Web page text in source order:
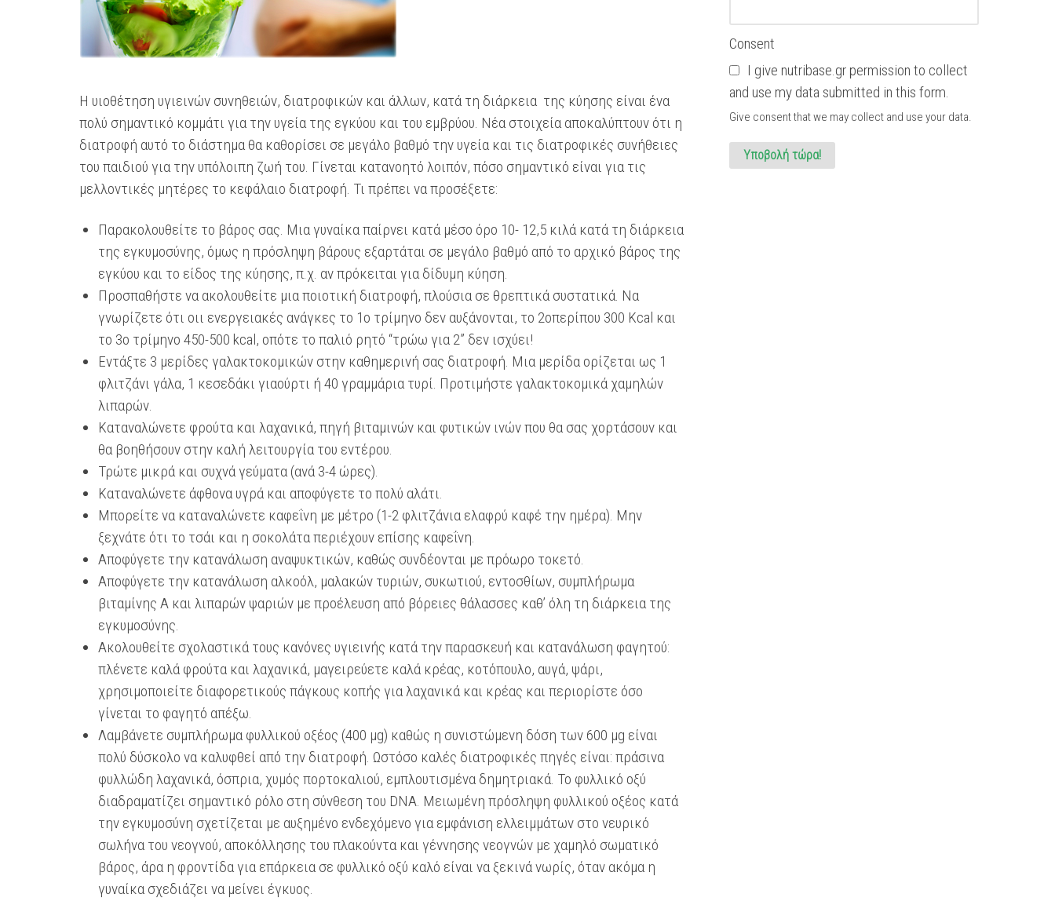
Η υιοθέτηση υγιεινών συνηθειών, διατροφικών και άλλων, κατά τη διάρκεια της κύησης είναι ένα
πολύ σημαντικό κομμάτι για την υγεία της εγκύου και του εμβρύου. Nέα στοιχεία αποκαλύπτουν ότι η
διατροφή αυτό το διάστημα θα καθορίσει σε μεγάλο βαθμό την υγεία και τις διατροφικές συνήθειες
του παιδιού για την υπόλοιπη ζωή του. Γίνεται κατανοητό λοιπόν, πόσο σημαντικό είναι για τις
μελλοντικές μητέρες το κεφάλαιο διατροφή. Τι πρέπει να προσέξετε:
Παρακολουθείτε το βάρος σας. Μια γυναίκα παίρνει κατά μέσο όρο 10- 12,5 κιλά κατά τη διάρκεια
της εγκυμοσύνης, όμως η πρόσληψη βάρους εξαρτάται σε μεγάλο βαθμό από το αρχικό βάρος της
εγκύου και το είδος της κύησης, π.χ. αν πρόκειται για δίδυμη κύηση.
Προσπαθήστε να ακολουθείτε μια ποιοτική διατροφή, πλούσια σε θρεπτικά συστατικά. Να
γνωρίζετε ότι οιι ενεργειακές ανάγκες το 1ο τρίμηνο δεν αυξάνονται, το 2οπερίπου 300 Kcal και
το 3ο τρίμηνο 450-500 kcal, οπότε το παλιό ρητό “τρώω για 2” δεν ισχύει!
Εντάξτε 3 μερίδες γαλακτοκομικών στην καθημερινή σας διατροφή. Μια μερίδα ορίζεται ως 1
φλιτζάνι γάλα, 1 κεσεδάκι γιαούρτι ή 40 γραμμάρια τυρί. Προτιμήστε γαλακτοκομικά χαμηλών
λιπαρών.
Καταναλώνετε φρούτα και λαχανικά, πηγή βιταμινών και φυτικών ινών που θα σας χορτάσουν και
θα βοηθήσουν στην καλή λειτουργία του εντέρου.
Τρώτε μικρά και συχνά γεύματα (ανά 3-4 ώρες).
Καταναλώνετε άφθονα υγρά και αποφύγετε το πολύ αλάτι.
Μπορείτε να καταναλώνετε καφεΐνη με μέτρο (1-2 φλιτζάνια ελαφρύ καφέ την ημέρα). Μην
ξεχνάτε ότι το τσάι και η σοκολάτα περιέχουν επίσης καφεΐνη.
Αποφύγετε την κατανάλωση αναψυκτικών, καθώς συνδέονται με πρόωρο τοκετό.
Αποφύγετε την κατανάλωση αλκοόλ, μαλακών τυριών, συκωτιού, εντοσθίων, συμπλήρωμα
βιταμίνης Α και λιπαρών ψαριών με προέλευση από βόρειες θάλασσες καθ’ όλη τη διάρκεια της
εγκυμοσύνης.
Ακολουθείτε σχολαστικά τους κανόνες υγιεινής κατά την παρασκευή και κατανάλωση φαγητού:
πλένετε καλά φρούτα και λαχανικά, μαγειρεύετε καλά κρέας, κοτόπουλο, αυγά, ψάρι,
χρησιμοποιείτε διαφορετικούς πάγκους κοπής για λαχανικά και κρέας και περιορίστε όσο
γίνεται το φαγητό απέξω.
Λαμβάνετε συμπλήρωμα φυλλικού οξέος (400 μg) καθώς η συνιστώμενη δόση των 600 μg είναι
πολύ δύσκολο να καλυφθεί από την διατροφή. Ωστόσο καλές διατροφικές πηγές είναι: πράσινα
φυλλώδη λαχανικά, όσπρια, χυμός πορτοκαλιού, εμπλουτισμένα δημητριακά. To φυλλικό οξύ
διαδραματίζει σημαντικό ρόλο στη σύνθεση του DNA. Μειωμένη πρόσληψη φυλλικού οξέος κατά
την εγκυμοσύνη σχετίζεται με αυξημένο ενδεχόμενο για εμφάνιση ελλειμμάτων στο νευρικό
σωλήνα του νεογνού, αποκόλλησης του πλακούντα και γέννησης νεογνών με χαμηλό σωματικό
βάρος, άρα η φροντίδα για επάρκεια σε φυλλικό οξύ καλό είναι να ξεκινά νωρίς, όταν ακόμα η
γυναίκα σχεδιάζει να μείνει έγκυος.
Consent
I give nutribase.gr permission to collect
and use my data submitted in this form.
Give consent that we may collect and use your data.
Υποβολή τώρα!